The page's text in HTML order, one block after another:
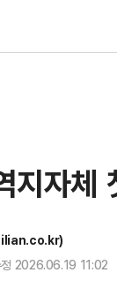
지자체
2026.06.19 11:02